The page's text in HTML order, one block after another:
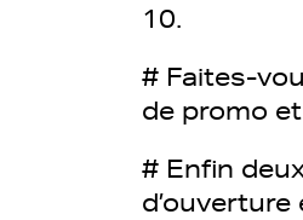
10.
# Faites-
de promo
# Enfin